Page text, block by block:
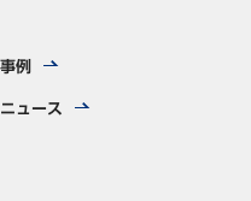
事例
ニュース